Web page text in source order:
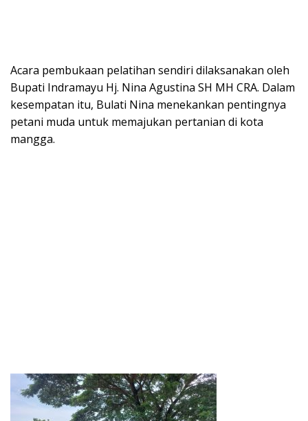
Acara pembukaan pelatihan sendiri dilaksanakan oleh
Bupati Indramayu Hj. Nina Agustina SH MH CRA. Dalam
kesempatan itu, Bulati Nina menekankan pentingnya
petani muda untuk memajukan pertanian di kota
mangga.